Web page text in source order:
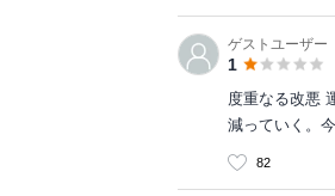
ゲストユーザー
1
度重なる改悪
減っていく。
82